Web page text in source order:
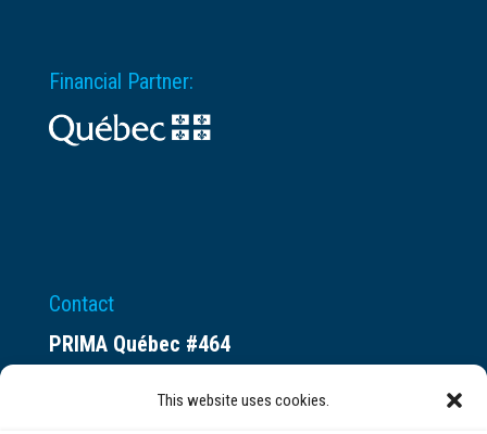
This website uses cookies.
Financial Partner:
Contact
PRIMA Québec #464